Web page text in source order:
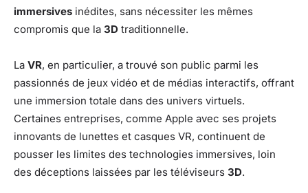
immersives inédites, sans nécessiter les mêmes
compromis que la 3D traditionnelle.
La VR, en particulier, a trouvé son public parmi les
passionnés de jeux vidéo et de médias interactifs, offrant
une immersion totale dans des univers virtuels.
Certaines entreprises, comme Apple avec ses projets
innovants de lunettes et casques VR, continuent de
pousser les limites des technologies immersives, loin
des déceptions laissées par les téléviseurs 3D.